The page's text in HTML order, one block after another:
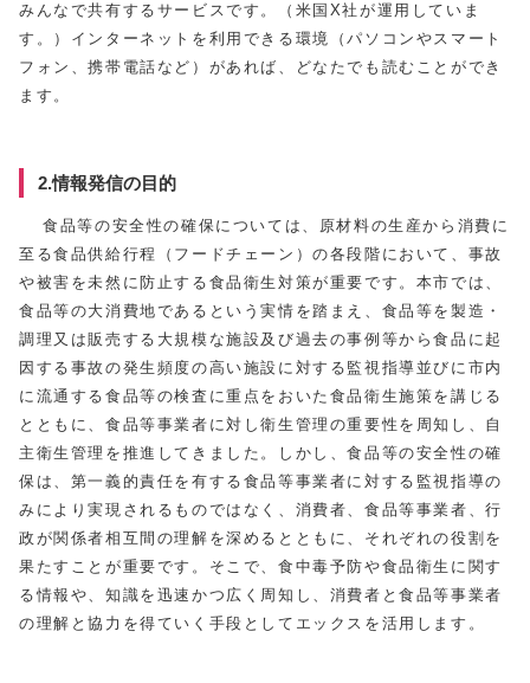
みんなで共有するサービスです。（米国X社が運用していま
す。）インターネットを利用できる環境（パソコンやスマート
フォン、携帯電話など）があれば、どなたでも読むことができ
ます。
2.情報発信の目的
食品等の安全性の確保については、原材料の生産から消費に
至る食品供給行程（フードチェーン）の各段階において、事故
や被害を未然に防止する食品衛生対策が重要です。本市では、
食品等の大消費地であるという実情を踏まえ、食品等を製造・
調理又は販売する大規模な施設及び過去の事例等から食品に起
因する事故の発生頻度の高い施設に対する監視指導並びに市内
に流通する食品等の検査に重点をおいた食品衛生施策を講じる
とともに、食品等事業者に対し衛生管理の重要性を周知し、自
主衛生管理を推進してきました。しかし、食品等の安全性の確
保は、第一義的責任を有する食品等事業者に対する監視指導の
みにより実現されるものではなく、消費者、食品等事業者、行
政が関係者相互間の理解を深めるとともに、それぞれの役割を
果たすことが重要です。そこで、食中毒予防や食品衛生に関す
る情報や、知識を迅速かつ広く周知し、消費者と食品等事業者
の理解と協力を得ていく手段としてエックスを活用します。